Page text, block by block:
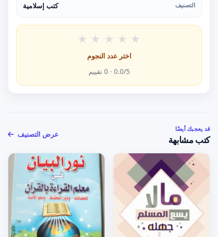
التصنيف كتب إسلامية
★ ★ ★ ★ ★
اختر عدد النجوم
0.0/5 ·
0 تقييم
قد يعجبك أيضًا
كتب مشابهة
عرض التصنيف